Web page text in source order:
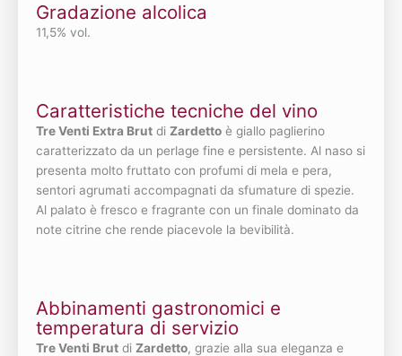
Gradazione alcolica
11,5% vol.
Caratteristiche tecniche del vino
Tre Venti Extra Brut di Zardetto è giallo paglierino
caratterizzato da un perlage fine e persistente. Al naso si
presenta molto fruttato con profumi di mela e pera,
sentori agrumati accompagnati da sfumature di spezie.
Al palato è fresco e fragrante con un finale dominato da
note citrine che rende piacevole la bevibilità.
Abbinamenti gastronomici e
temperatura di servizio
Tre Venti Brut di Zardetto, grazie alla sua eleganza e